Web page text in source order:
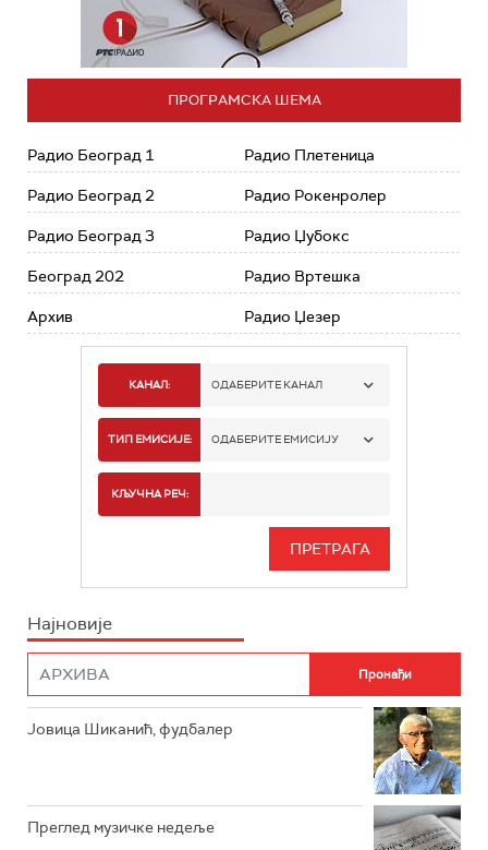
ПРОГРАМСКА ШЕМА
Радио Београд 1
Радио Београд 2
Радио Београд 3
Београд 202
Архив
Радио Плетеница
Радио Рокенролер
Радио Џубокс
Радио Вртешка
Радио Џезер
КАНАЛ: ОДАБЕРИТЕ КАНАЛ
РАДИО БЕОГРАД 1
РАДИО БЕОГРАД 3
РАДИО РОКЕНРОЛЕР
РАДИО ЏЕЗЕР
ТИП ЕМИСИЈЕ: ОДАБЕРИТЕ ЕМИСИЈУ
ИНФО
КЉУЧНА РЕЧ:
Најновије
Јовица Шиканић, фудбалер
Преглед музичке недеље